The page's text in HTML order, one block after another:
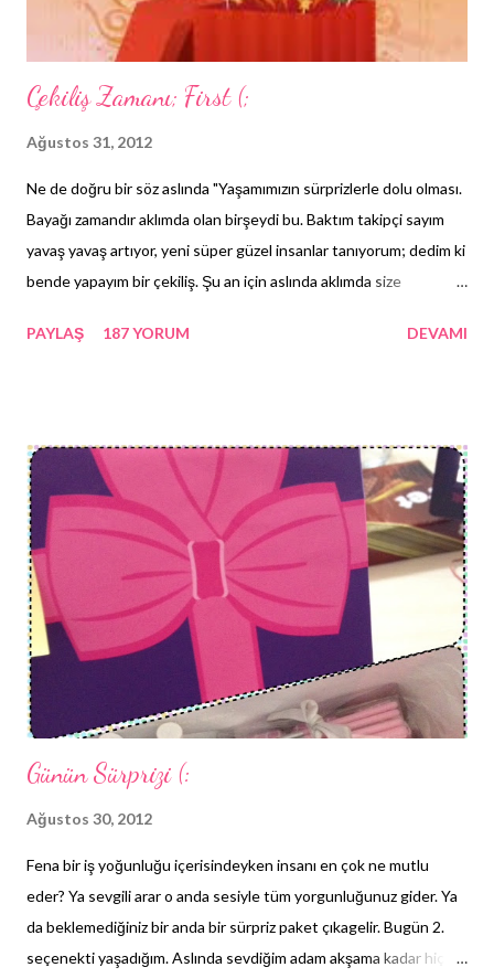
Çekiliş Zamanı; First (;
Ağustos 31, 2012
Ne de doğru bir söz aslında "Yaşamımızın sürprizlerle dolu olması.
Bayağı zamandır aklımda olan birşeydi bu. Baktım takipçi sayım
yavaş yavaş artıyor, yeni süper güzel insanlar tanıyorum; dedim ki
bende yapayım bir çekiliş. Şu an için aslında aklımda size
ama açıklayıp açıklamama konusunda kararsızım. Gelen tepkilere
Eylül Pazartesi, saat 24:00'e kadar olan tüm katılımları dahil
edeceğim. Mail adresinizi ve isminizi de bırakırsanız çabucak
ulaşırım size. Tabi ki kargo bana ait ve tabi ki sadece Türkiye
katılımlarını alabiliyorum. Herkese bol şans, öpüyorum çokss (:
PAYLAŞ 187 YORUM DEVAMI
Günün Sürprizi (:
Ağustos 30, 2012
Fena bir iş yoğunluğu içerisindeyken insanı en çok ne mutlu
eder? Ya sevgili arar o anda sesiyle tüm yorgunluğunuz gider. Ya
da beklemediğiniz bir anda bir sürpriz paket çıkagelir. Bugün 2.
seçenekti yaşadığım. Aslında sevdiğim adam akşama kadar hiç